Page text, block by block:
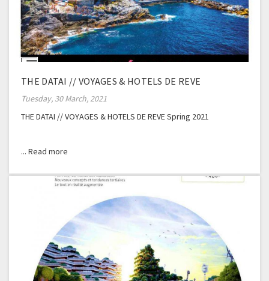
THE DATAI // VOYAGES & HOTELS DE REVE
Tuesday, 30 March, 2021
THE DATAI // VOYAGES & HOTELS DE REVE Spring 2021